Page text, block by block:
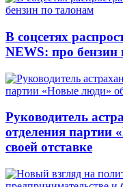
В соцсетях
NEWS: про бензин
Руководитель
отделения партии
своей отставке